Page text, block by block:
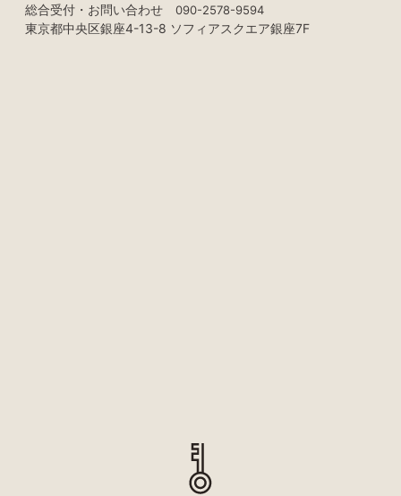
総合受付・お問い合わせ 090-2578-9594
東京都中央区銀座4-13-8 ソフィアスクエア銀座7F